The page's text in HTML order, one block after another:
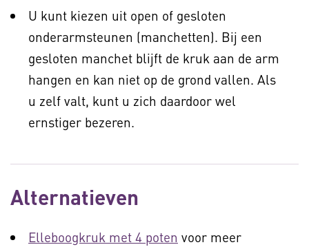
U kunt kiezen uit open of gesloten
onderarmsteunen (manchetten). Bij een
gesloten manchet blijft de kruk aan de arm
hangen en kan niet op de grond vallen. Als
u zelf valt, kunt u zich daardoor wel
ernstiger bezeren.
Alternatieven
Elleboogkruk met 4 poten voor meer